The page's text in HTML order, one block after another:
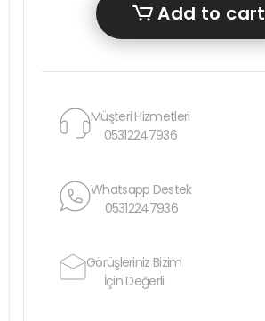
Add to cart
Müşteri Hizmetleri
05312247936
Whatsapp Destek
05312247936
Görüşleriniz Bizim
İçin Değerli